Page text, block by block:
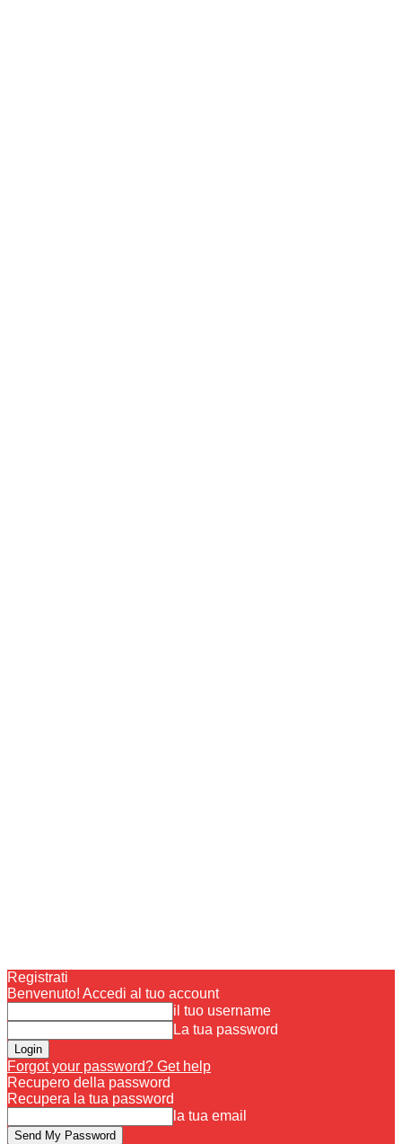
Registrati
Benvenuto! Accedi al tuo account
il tuo username
La tua password
Forgot your password? Get help
Recupero della password
Recupera la tua password
la tua email